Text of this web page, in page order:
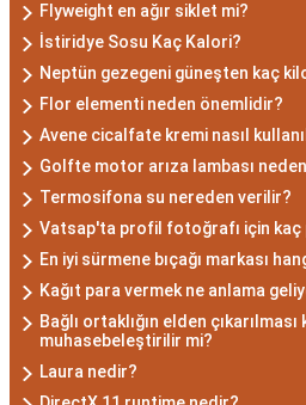
Akrep burcu erkeği,
ve derin bir içsel güce
etkileyici kişilikleriyle dikkat
erkekleri, duygusal
yaklaşımlarıyla ilişkilerde
Ancak, bazen kıskançlık
gösterebilirler.
Akrep Burcu
Özellikleri:
Akrep burcu kadını, çekici ve
çevrili olan kadınlardır.
Flyweight en ağır siklet mi?
İstiridye Sosu Kaç Kalori?
Neptün gezegeni güneşten kaç
Flor elementi neden önemlidir?
Avene cicalfate kremi nasıl
Golfte motor arıza lambası
Termosifona su nereden verilir?
Vatsap'ta profil fotoğrafı için kaç
En iyi sürmene bıçağı markası
Kağıt para vermek ne anlama
Bağlı ortaklığın elden
muhasebeleştirilir mi?
Laura nedir?